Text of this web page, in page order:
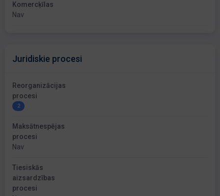
Komercķīlas
Nav
Juridiskie procesi
Reorganizācijas
procesi
2
Maksātnespējas
procesi
Nav
Tiesiskās
aizsardzības
procesi